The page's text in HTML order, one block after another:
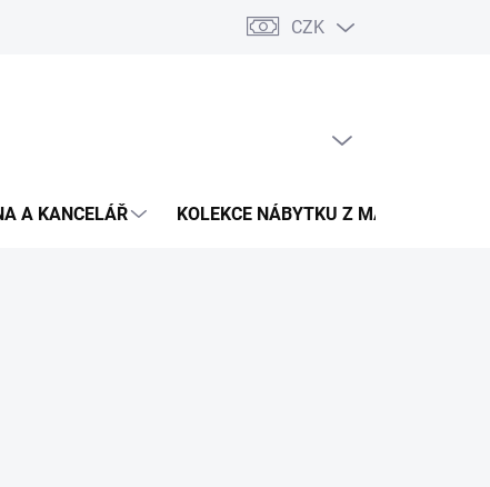
Podmínky ochrany osobních údajů Pojištění zásilky
CZK
A KANCELÁŘ KOLEKCE NÁBYTKU Z MASIVU